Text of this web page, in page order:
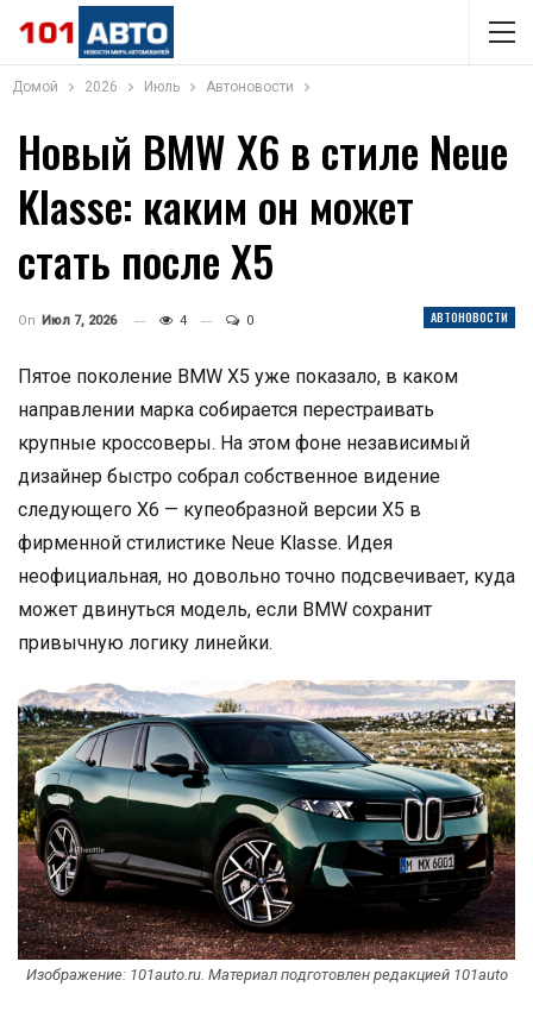
Домой 2026 Июль Автоновости
Новый BMW X6 в стиле Neue
Klasse: каким он может
стать после X5
АВТОНОВОСТИ
On Июл 7, 2026 4 0
Пятое поколение BMW X5 уже показало, в каком
направлении марка собирается перестраивать
крупные кроссоверы. На этом фоне независимый
дизайнер быстро собрал собственное видение
следующего X6 — купеобразной версии X5 в
фирменной стилистике Neue Klasse. Идея
неофициальная, но довольно точно подсвечивает, куда
может двинуться модель, если BMW сохранит
привычную логику линейки.
Изображение: 101auto.ru. Материал подготовлен редакцией 101auto